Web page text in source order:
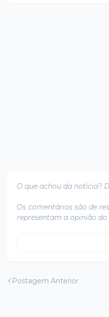
O que achou da notícia?
Os comentários são de
representam a opinião do
Postagem Anterior